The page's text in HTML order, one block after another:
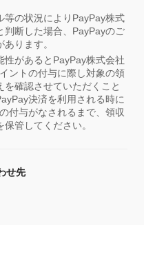
等の状況によりPayPay株式
判断した場合、PayPayのご
ります。
性があるとPayPay株式会社
ントの付与に際し対象の領
確認させていただくこと
決済を利用される時に
付与がなされるまで、領収
管してください。
せ先